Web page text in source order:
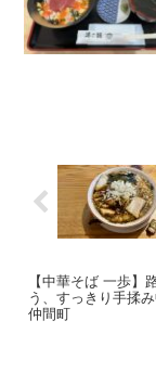
【中華そば 一歩】
う、すっきり手揉
仲間町